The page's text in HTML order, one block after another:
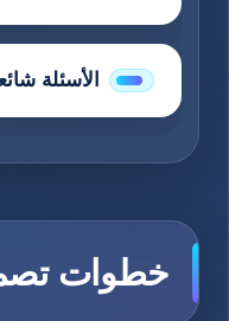
الأسئلة
خطوات